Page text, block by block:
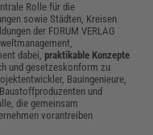
Rolle für die
sowie Städten, Kreisen
der FORUM VERLAG
dabei, praktikable Konzepte
und gesetzeskonform zu
Bauingenieure,
und
die gemeinsam
vorantreiben